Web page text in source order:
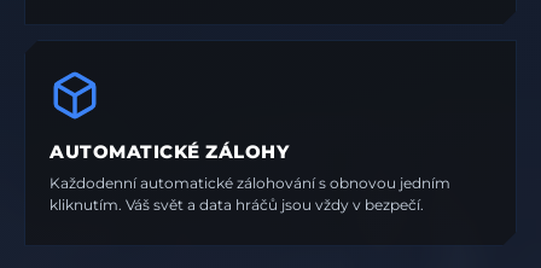
AUTOMATICKÉ ZÁLOHY
Každodenní automatické zálohování s obnovou jedním
kliknutím. Váš svět a data hráčů jsou vždy v bezpečí.